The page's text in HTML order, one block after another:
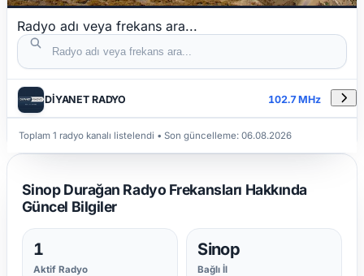
Radyo adı veya frekans ara...
RADYO ADI DETAYLAR
DİYANET RADYO 102.7 MHz
Toplam 1 radyo kanalı listelendi • Son güncelleme:06.08.2026
Sinop Durağan Radyo Frekansları Hakkında
Güncel Bilgiler
1
Aktif Radyo
Sinop
Bağlı İl